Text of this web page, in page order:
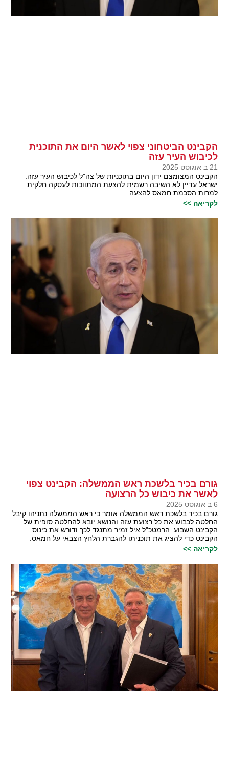
הקבינט הביטחוני צפוי לאשר היום את התוכנית
לכיבוש העיר עזה
21 ב אוגוסט 2025
הקבינט המצומצם ידון היום בתוכניות של צה"ל לכיבוש העיר עזה.
ישראל עדיין לא השיבה רשמית להצעת המתווכות לעסקה חלקית
למרות הסכמת חמאס להצעה.
לקריאה >>
גורם בכיר בלשכת ראש הממשלה: הקבינט צפוי
לאשר את כיבוש כל הרצועה
6 ב אוגוסט 2025
גורם בכיר בלשכת ראש הממשלה אומר כי ראש הממשלה נתניהו קיבל
החלטה לכבוש את כל רצועת עזה והנושא יובא להחלטה סופית של
הקבינט השבוע. הרמטכ"ל איל זמיר מתנגד לכך ודורש את כינוס
הקבינט כדי להציג את תוכניתו להגברת הלחץ הצבאי על חמאס.
לקריאה >>